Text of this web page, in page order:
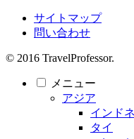
サイトマップ
問い合わせ
© 2016 TravelProfessor.
メニュー
アジア
インド
タイ